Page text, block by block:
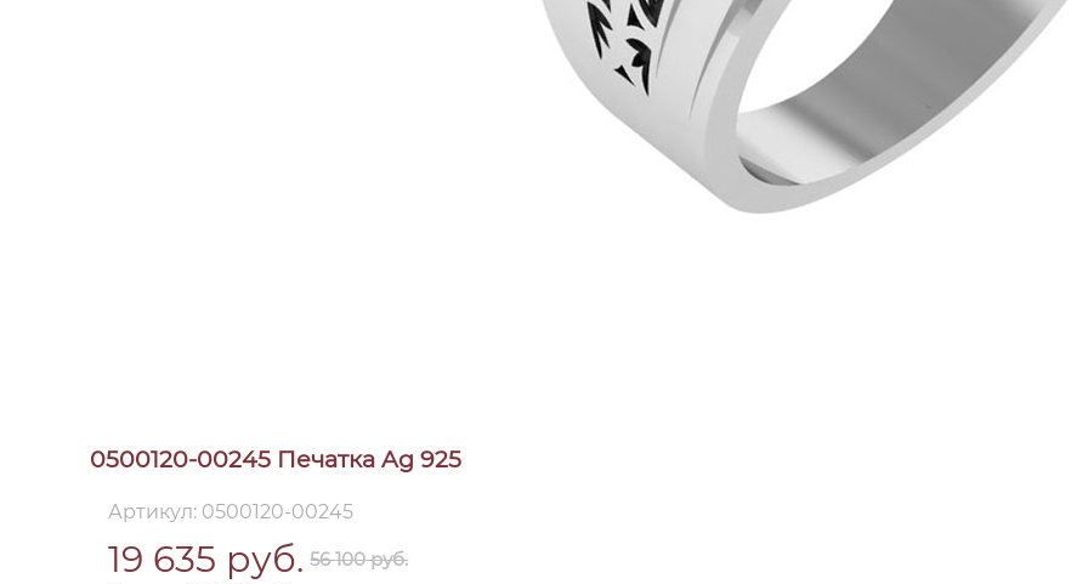
0500120-00245 Печатка Ag 925
Артикул: 0500120-00245
19 635 руб. 56 100 руб.